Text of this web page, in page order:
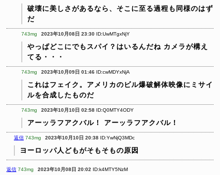
破壊に美しさがあるなら、そこに至る過程も同様のはず
だ
743mg 2023年10月08日 23:30 ID:UwMTgxNjY
やっぱどこにでもスパイ？はいるんだね カメラが構え
てる・・・
743mg 2023年10月09日 01:46 ID:cwMDYxNjA
これはフェイク。アメリカのビル爆破解体映像にミサイ
ルを合成したものだ
743mg 2023年10月10日 02:58 ID:Q0MTY4ODY
アーッラフアクバル！ アーッラフアクバル！
返信 743mg 2023年10月10日 20:38 ID:YwNjQ3MDc
ヨーロッパ人どもがそもそもの原因
返信 743mg 2023年10月08日 20:02 ID:k4MTY5NzM